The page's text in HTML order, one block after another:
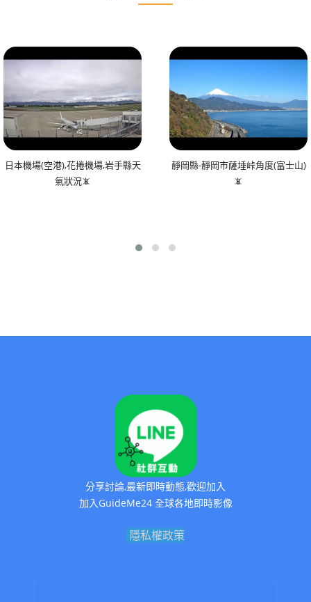
日本機場(空港),花捲機場,岩手縣天
氣狀況📵
靜岡縣-靜岡市薩埵峠角度(富士山)
📵
分享討論,最新即時動態,歡迎加入
加入GuideMe24 全球各地即時影像
隱私權政策